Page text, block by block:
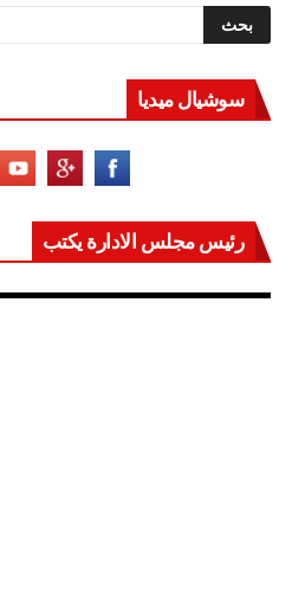
سوشيال ميديا
رئيس مجلس الادارة يكتب
مصر تعيد للعالم اتزانه